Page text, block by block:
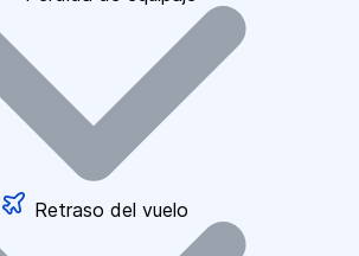
Retraso del vuelo